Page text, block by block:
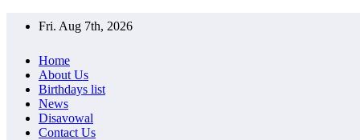
Fri. Aug 7th, 2026
Home
About Us
Birthdays list
News
Disavowal
Contact Us